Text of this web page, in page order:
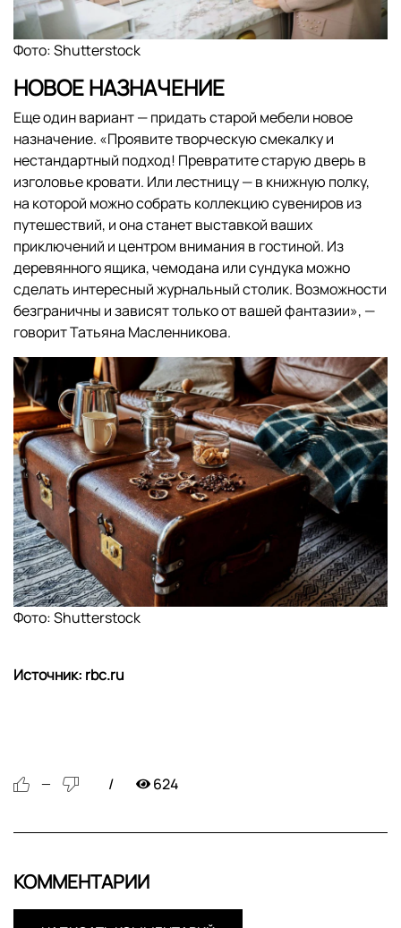
Фото: Shutterstock
НОВОЕ НАЗНАЧЕНИЕ
Еще один вариант — придать старой мебели новое
назначение. «Проявите творческую смекалку и
нестандартный подход! Превратите старую дверь в
изголовье кровати. Или лестницу — в книжную полку,
на которой можно собрать коллекцию сувениров из
путешествий, и она станет выставкой ваших
приключений и центром внимания в гостиной. Из
деревянного ящика, чемодана или сундука можно
сделать интересный журнальный столик. Возможности
безграничны и зависят только от вашей фантазии», —
говорит Татьяна Масленникова.
Фото: Shutterstock
Источник: rbc.ru
— 624
КОММЕНТАРИИ